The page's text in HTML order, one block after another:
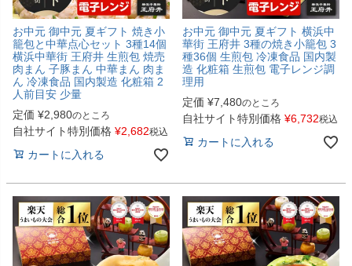
お中元 御中元 夏ギフト 焼き小
籠包と中華点心セット 3種14個
横浜中華街 王府井 生煎包 焼売
肉まん 子豚まん 中華まん 肉ま
ん 冷凍食品 国内製造 化粧箱 2
人前目安 少量
定価 ¥2,980のところ
自社サイト特別価格 ¥2,682税込
カートに入れる
お中元 御中元 夏ギフト 横浜中
華街 王府井 3種の焼き小籠包 3
種36個 生煎包 冷凍食品 国内製
造 化粧箱 生煎包 電子レンジ調
理用
定価 ¥7,480のところ
自社サイト特別価格 ¥6,732税込
カートに入れる